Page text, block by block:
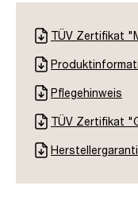
TÜV Zertifikat
Pflegehinweis
TÜV Zertifikat